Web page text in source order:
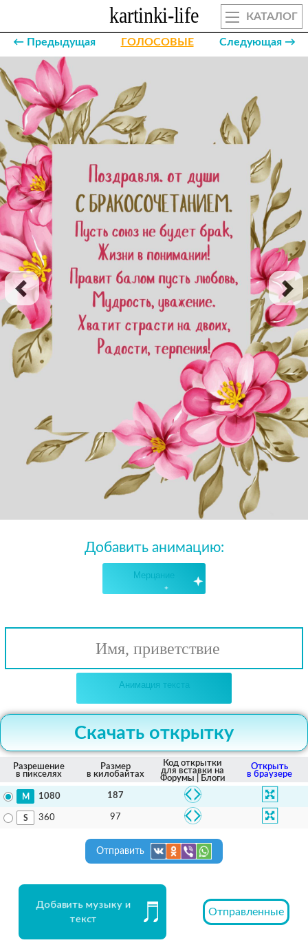
КАТАЛОГ
← Предыдущая ГОЛОСОВЫЕ Следующая →
Добавить анимацию:
Мерцание
Имя, приветствие
Анимация текста
Скачать открытку
Разрешение
в пикселях
Размер
в килобайтах
Код открытки
для вставки на
Форумы | Блоги
Открыть
в браузере
1080 187
360 97
Отправить
Добавить музыку и
текст
Отправленные